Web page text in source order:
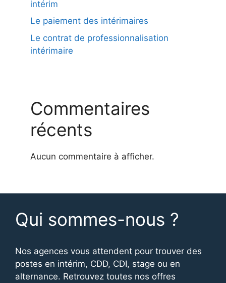
intérim
Le paiement des intérimaires
Le contrat de professionnalisation
intérimaire
Commentaires
récents
Aucun commentaire à afficher.
Qui sommes-nous ?
Nos agences vous attendent pour trouver des
postes en intérim, CDD, CDI, stage ou en
alternance. Retrouvez toutes nos offres